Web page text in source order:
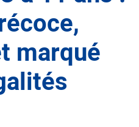
marqué